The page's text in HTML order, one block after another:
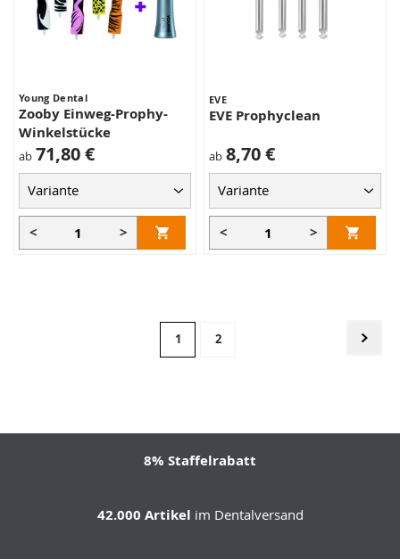
Young Dental
Zooby Einweg-Prophy-
Winkelstücke
ab 71,80 €
< >
EVE
EVE Prophyclean
ab 8,70 €
< >
Sie
Seite
1 Seite
2 Seite
8% Staffelrabatt
42.000 Artikel im Dentalversand